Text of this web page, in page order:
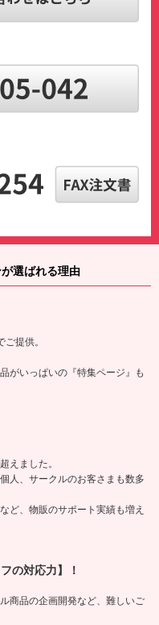
選ばれる理由
提供。
がいっぱいの『特集ページ』も
えました。
人、サークルのお客さまも数多
ど、物販のサポート実績も増え
の対応力】！
商品の企画開発など、難しいご